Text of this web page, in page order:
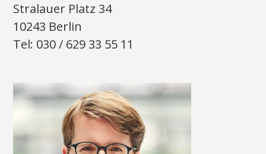
Stralauer Platz 34
10243 Berlin
Tel: 030 / 629 33 55 11